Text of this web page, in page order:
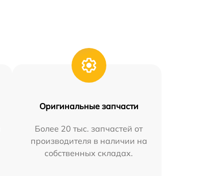
Оригинальные запчасти
Более 20 тыс. запчастей от
производителя в наличии на
собственных складах.